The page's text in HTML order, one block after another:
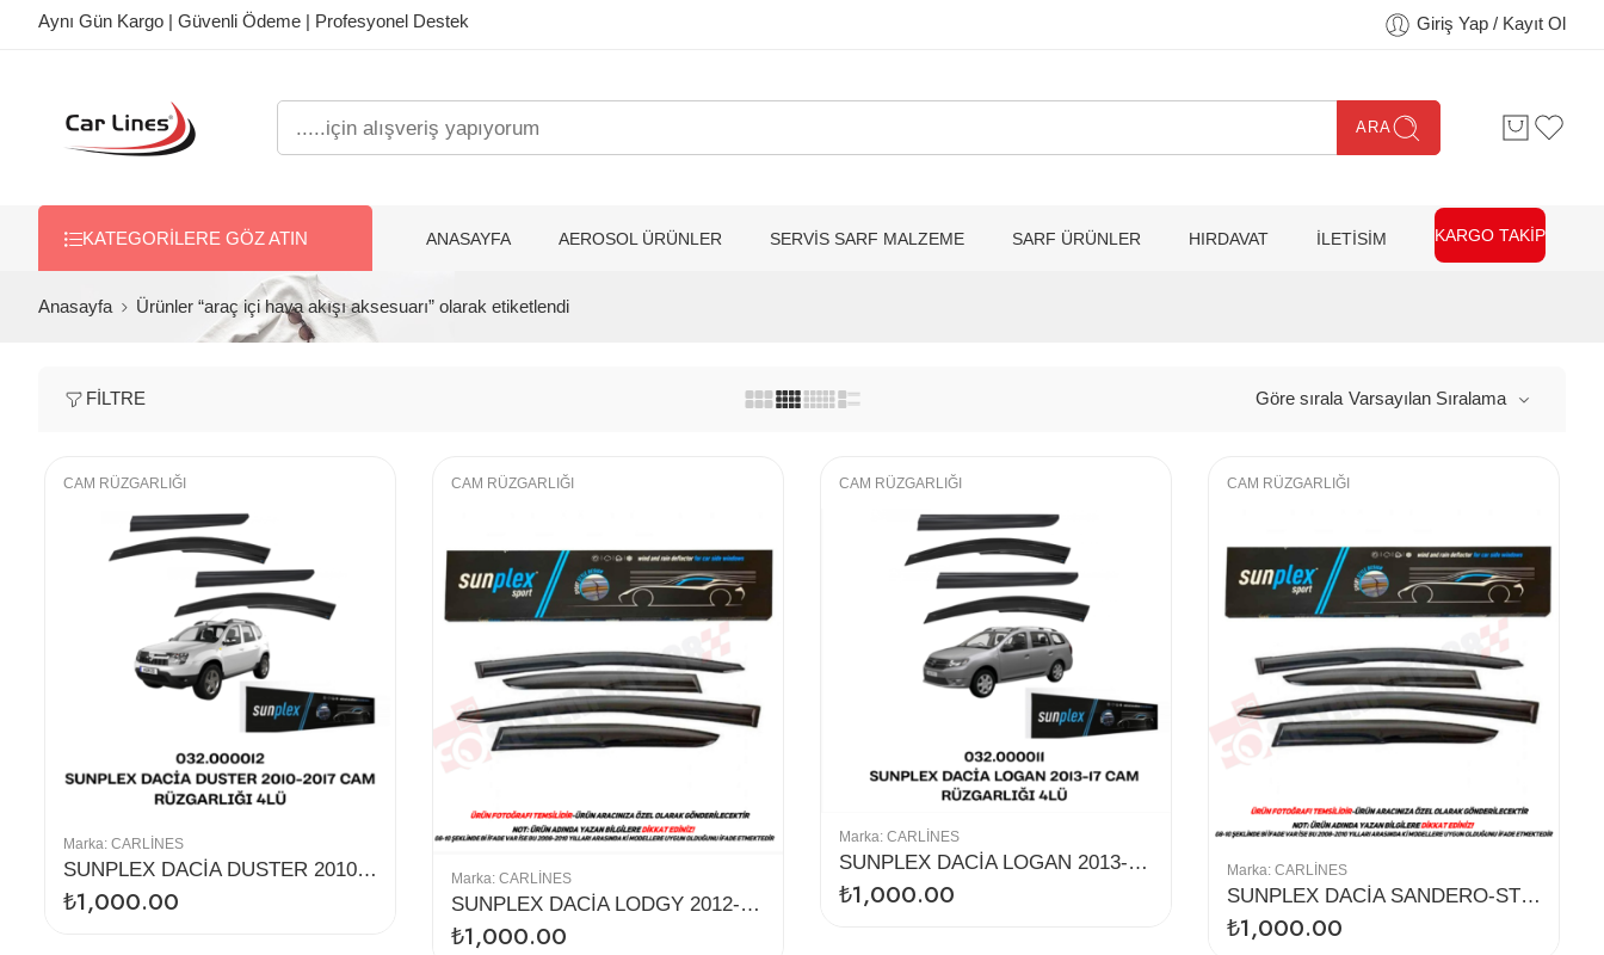
Aynı Gün Kargo | Güvenli Ödeme | Profesyonel Destek Giriş Yap / Kayıt Ol
ARA
KATEGORILERE GÖZ ATIN ANASAYFA AEROSOL ÜRÜNLER SERVİS SARF MALZEME SARF ÜRÜNLER HIRDAVAT İLETİSİM KARGO TAKİP
Anasayfa Ürünler “araç içi hava akışı aksesuarı” olarak etiketlendi
FILTRE Göre sırala Varsayılan Sıralama
CAM RÜZGARLIĞI
Marka: CARLINES
SUNPLEX DACİA DUSTER 2010-2017 CAM RÜZGARLIĞI 4LÜ
₺1,000.00
CAM RÜZGARLIĞI
Marka: CARLINES
SUNPLEX DACİA LODGY 2012-2019 CAM RÜZGARLIĞI 4LÜ
₺1,000.00
CAM RÜZGARLIĞI
Marka: CARLINES
SUNPLEX DACİA LOGAN 2013-17 CAM RÜZGARLIĞI 4LÜ
₺1,000.00
CAM RÜZGARLIĞI
Marka: CARLINES
SUNPLEX DACİA SANDERO-STEPWAY CAM RÜZGARLIĞI 4LÜ
₺1,000.00